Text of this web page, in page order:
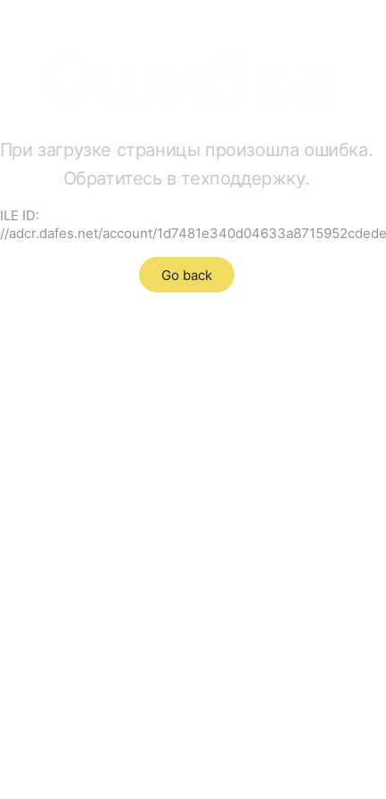
При загрузке страницы произошла ошибка.
Обратитесь в техподдержку.
ID:
adcr.dafes.net/account/
Go back